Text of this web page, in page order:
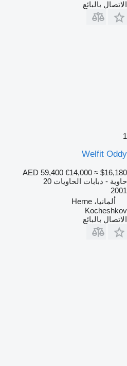
الاتصال بالبائع
1
Welfit Oddy
AED 59,400 €14,000 ≈ $16,180
حاوية - دبابات الحاويات 20
2001
ألمانيا، Herne
Kocheshkov
الاتصال بالبائع